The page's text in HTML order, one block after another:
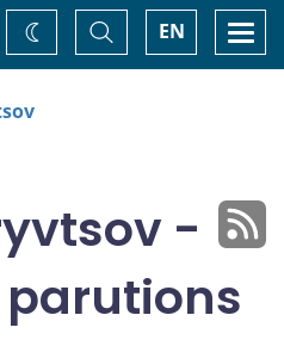
EN
Basculer
la
recherche
Changez
de
-
parutions